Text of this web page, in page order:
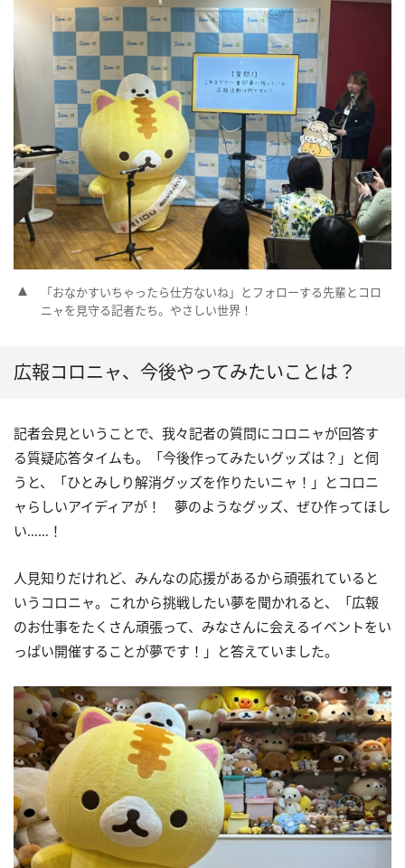
「おなかすいちゃったら仕方ないね」とフォローする先輩とコロ
ニャを見守る記者たち。やさしい世界！
広報コロニャ、今後やってみたいことは？
記者会見ということで、我々記者の質問にコロニャが回答す
る質疑応答タイムも。「今後作ってみたいグッズは？」と伺
うと、「ひとみしり解消グッズを作りたいニャ！」とコロニ
ャらしいアイディアが！ 夢のようなグッズ、ぜひ作ってほし
い……！
人見知りだけれど、みんなの応援があるから頑張れていると
いうコロニャ。これから挑戦したい夢を聞かれると、「広報
のお仕事をたくさん頑張って、みなさんに会えるイベントをい
っぱい開催することが夢です！」と答えていました。